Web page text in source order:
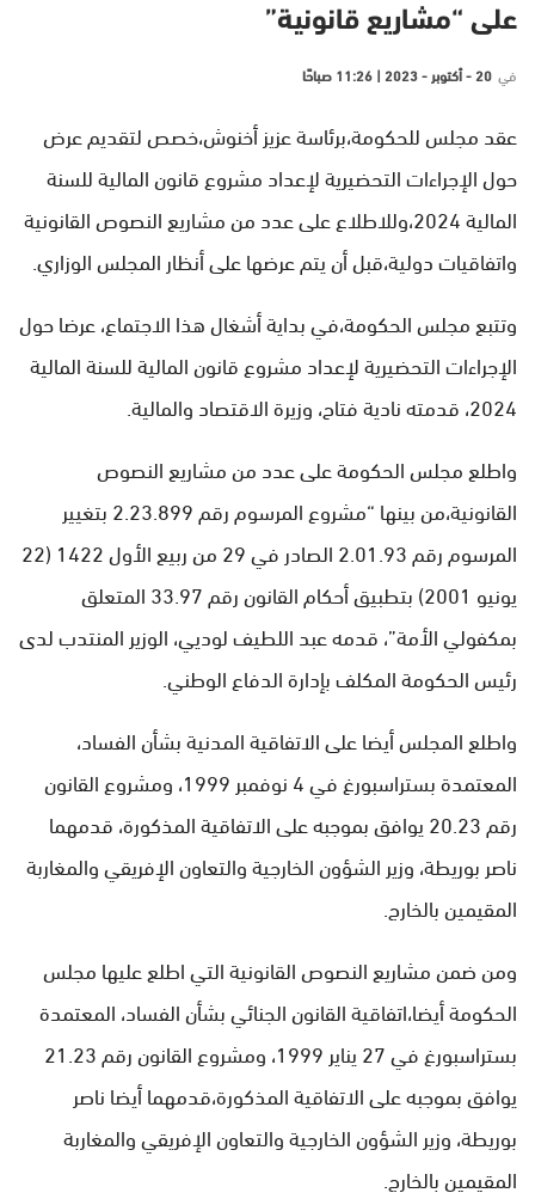
على “مشاريع قانونية”
في 20 - أكتوبر - 2023 | 11:26 صباحًا
عقد مجلس للحكومة،برئاسة عزيز أخنوش،خصص لتقديم عرض
حول الإجراءات التحضيرية لإعداد مشروع قانون المالية للسنة
المالية 2024،وللاطلاع على عدد من مشاريع النصوص القانونية
واتفاقيات دولية،قبل أن يتم عرضها على أنظار المجلس الوزاري.
وتتبع مجلس الحكومة،في بداية أشغال هذا الاجتماع، عرضا حول
الإجراءات التحضيرية لإعداد مشروع قانون المالية للسنة المالية
2024، قدمته نادية فتاح، وزيرة الاقتصاد والمالية.
واطلع مجلس الحكومة على عدد من مشاريع النصوص
القانونية،من بينها “مشروع المرسوم رقم 2.23.899 بتغيير
المرسوم رقم 2.01.93 الصادر في 29 من ربيع الأول 1422 (22
يونيو 2001) بتطبيق أحكام القانون رقم 33.97 المتعلق
بمكفولي الأمة”، قدمه عبد اللطيف لوديي، الوزير المنتدب لدى
رئيس الحكومة المكلف بإدارة الدفاع الوطني.
واطلع المجلس أيضا على الاتفاقية المدنية بشأن الفساد،
المعتمدة بستراسبورغ في 4 نوفمبر 1999، ومشروع القانون
رقم 20.23 يوافق بموجبه على الاتفاقية المذكورة، قدمهما
ناصر بوريطة، وزير الشؤون الخارجية والتعاون الإفريقي والمغاربة
المقيمين بالخارج.
ومن ضمن مشاريع النصوص القانونية التي اطلع عليها مجلس
الحكومة أيضا،اتفاقية القانون الجنائي بشأن الفساد، المعتمدة
بستراسبورغ في 27 يناير 1999، ومشروع القانون رقم 21.23
يوافق بموجبه على الاتفاقية المذكورة،قدمهما أيضا ناصر
بوريطة، وزير الشؤون الخارجية والتعاون الإفريقي والمغاربة
المقيمين بالخارج.